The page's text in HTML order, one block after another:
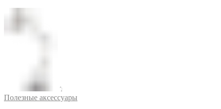
Полезные аксессуары